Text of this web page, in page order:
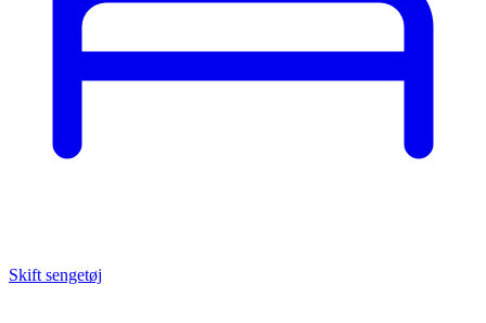
Skift sengetøj